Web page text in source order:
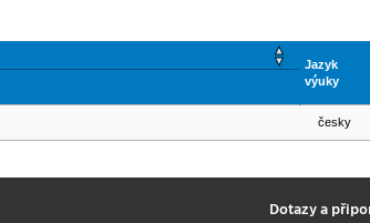
Jazyk
výuky
česky
Dotazy a